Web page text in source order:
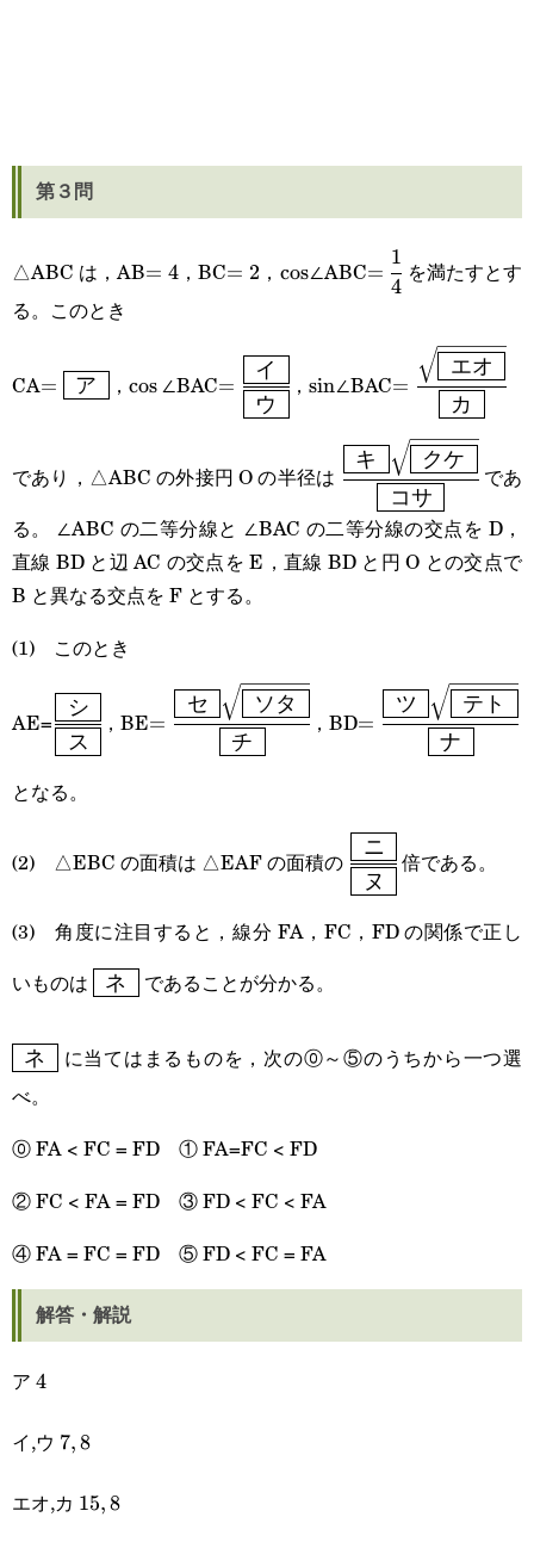
第３問
△ABC は，AB= 4 ，BC= 2 ， cos∠ABC =\cfrac{1}
{4}
=
4
1
を満たすとす
る。このとき
CA
=\boxed{\text{
= ア ， cos∠BAC
=\cfrac{\boxed{\text{
イ }}}{\boxed{\text{
=
ウ
イ
， sin∠BAC
エオ
}}}
=
カ
エオ
であり，△ABC の外接円 O の半径は
コサ
キ クケ
であ
る。 ∠ABC の二等分線と ∠BAC の二等分線の交点を D，
直線 BD と辺 AC の交点を E，直線 BD と円 O との交点で
B と異なる交点を F とする。
(1) このとき
AE=
\cfrac{\boxed{\text{
シ }}}
{\boxed{\text{ ス
ス
シ
，BE
=\cfrac{\boxed{\text{
ソタ }}}}
{\boxed{\text{ チ }}}
=
チ
セ ソタ
，BD
テト
{\boxed{\text{
=
ナ
ツ テト
となる。
(2) △EBC の面積は △EAF の面積の
ニ
{\boxed{\text{
ヌ
ニ
倍である。
(3) 角度に注目すると，線分 FA，FC，FD の関係で正し
いものは \boxed{\text{
ネ であることが分かる。
\boxed{\text{
ネ
に当てはまるものを，次の⓪～⑤のうちから一つ選
べ。
⓪ FA < FC = FD ① FA=FC < FD
② FC < FA = FD ③ FD < FC < FA
④ FA = FC = FD ⑤ FD < FC = FA
解答・解説
ア 4
4
イ,ウ 7,8
7,8
エオ,カ 15,8
15,8